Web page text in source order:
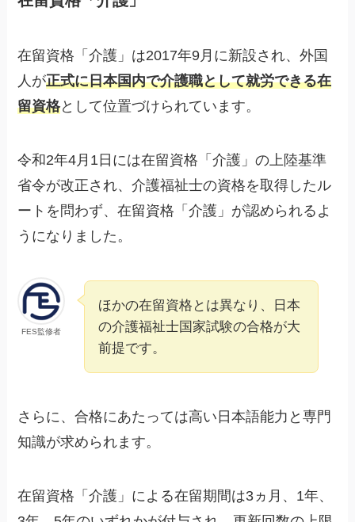
在留資格「介護」は2017年9月に新設され、外国
人が正式に日本国内で介護職として就労できる在
留資格として位置づけられています。
令和2年4月1日には在留資格「介護」の上陸基準
省令が改正され、介護福祉士の資格を取得したル
ートを問わず、在留資格「介護」が認められるよ
うになりました。
FES監修者
ほかの在留資格とは異なり、日本
の介護福祉士国家試験の合格が大
前提です。
さらに、合格にあたっては高い日本語能力と専門
知識が求められます。
在留資格「介護」による在留期間は3ヵ月、1年、